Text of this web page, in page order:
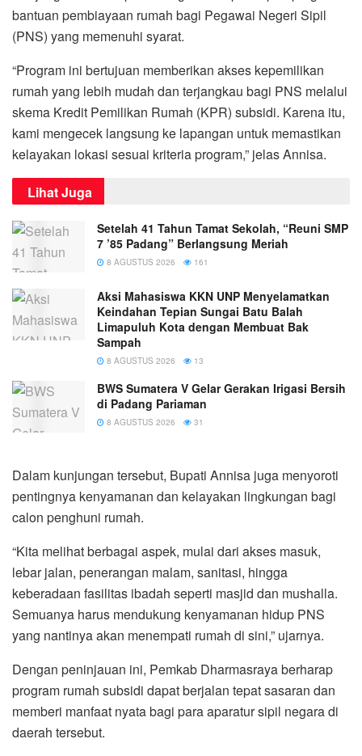
bantuan pembiayaan rumah bagi Pegawai Negeri Sipil
(PNS) yang memenuhi syarat.
“Program ini bertujuan memberikan akses kepemilikan
rumah yang lebih mudah dan terjangkau bagi PNS melalui
skema Kredit Pemilikan Rumah (KPR) subsidi. Karena itu,
kami mengecek langsung ke lapangan untuk memastikan
kelayakan lokasi sesuai kriteria program,” jelas Annisa.
Lihat Juga
Setelah 41 Tahun Tamat Sekolah, “Reuni SMP
7 ’85 Padang” Berlangsung Meriah
8 AGUSTUS 2026 161
Aksi Mahasiswa KKN UNP Menyelamatkan
Keindahan Tepian Sungai Batu Balah
Limapuluh Kota dengan Membuat Bak
Sampah
8 AGUSTUS 2026 13
BWS Sumatera V Gelar Gerakan Irigasi Bersih
di Padang Pariaman
8 AGUSTUS 2026 31
Dalam kunjungan tersebut, Bupati Annisa juga menyoroti
pentingnya kenyamanan dan kelayakan lingkungan bagi
calon penghuni rumah.
“Kita melihat berbagai aspek, mulai dari akses masuk,
lebar jalan, penerangan malam, sanitasi, hingga
keberadaan fasilitas ibadah seperti masjid dan mushalla.
Semuanya harus mendukung kenyamanan hidup PNS
yang nantinya akan menempati rumah di sini,” ujarnya.
Dengan peninjauan ini, Pemkab Dharmasraya berharap
program rumah subsidi dapat berjalan tepat sasaran dan
memberi manfaat nyata bagi para aparatur sipil negara di
daerah tersebut.